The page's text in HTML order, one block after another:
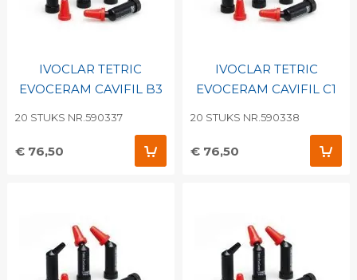
IVOCLAR TETRIC
EVOCERAM CAVIFIL B3
20 STUKS NR.590337
€ 76,50
IVOCLAR TETRIC
EVOCERAM CAVIFIL C1
20 STUKS NR.590338
€ 76,50